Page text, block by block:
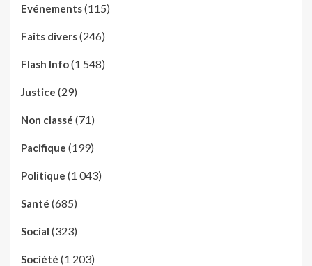
Evénements(115)
Faits divers(246)
Flash Info(1 548)
Justice (29)
Non classé (71)
Pacifique (199)
Politique (1 043)
Santé (685)
Social (323)
Société (1 203)